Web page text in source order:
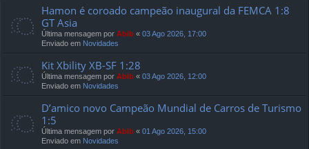
Hamon é coroado campeão inaugural da FEMCA 1:8
GT Asia
Última mensagem por Abib « 03 Ago 2026, 17:00
Enviado em Novidades
Kit Xbility XB-SF 1:28
Última mensagem por Abib « 03 Ago 2026, 12:00
Enviado em Novidades
D’amico novo Campeão Mundial de Carros de Turismo
1:5
Última mensagem por Abib « 01 Ago 2026, 15:00
Enviado em Novidades